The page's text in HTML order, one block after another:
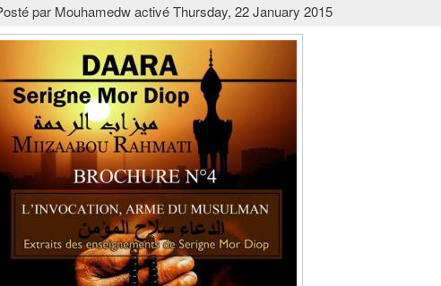
par MouhamedwactivéThursday, 22 January 2015